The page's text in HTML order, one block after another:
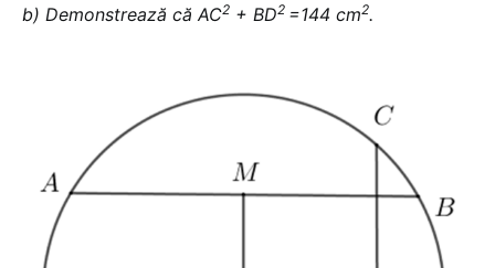
b) Demonstrează că AC2 + BD2 =144 cm2.